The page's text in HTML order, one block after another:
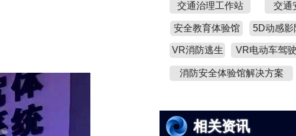
交通治理工作站
安全教育体验馆
交通
消防安全体验馆解决方案
VR消防逃生 VR电动车驾
5D动感影
相关资讯